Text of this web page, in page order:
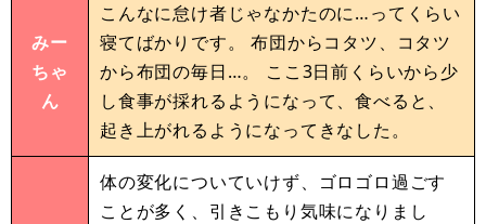
みー
ちゃ
ん
こんなに怠け者じゃなかたのに…ってくらい
寝てばかりです。 布団からコタツ、コタツ
から布団の毎日…。 ここ3日前くらいから少
し食事が採れるようになって、食べると、
起き上がれるようになってきなした。
体の変化についていけず、ゴロゴロ過ごす
ことが多く、引きこもり気味になりまし